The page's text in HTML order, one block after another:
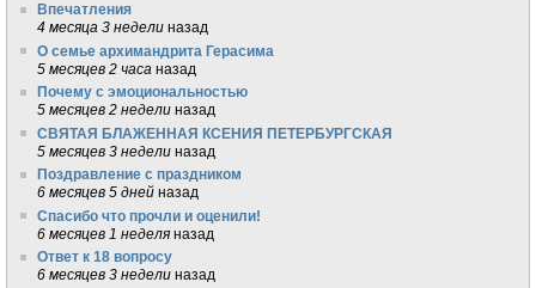
Впечатления
4 месяца 3 недели назад
О семье архимандрита Герасима
5 месяцев 2 часа назад
Почему с эмоциональностью
5 месяцев 2 недели назад
СВЯТАЯ БЛАЖЕННАЯ КСЕНИЯ ПЕТЕРБУРГСКАЯ
5 месяцев 3 недели назад
Поздравление с праздником
6 месяцев 5 дней назад
Спасибо что прочли и оценили!
6 месяцев 1 неделя назад
Ответ к 18 вопросу
6 месяцев 3 недели назад